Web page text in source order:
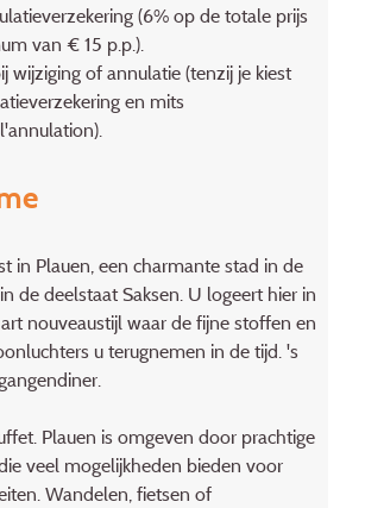
(6% op de totale prijs
van € 15 p.p.).
wijziging of annulatie (tenzij je kiest
en mits
).
in Plauen, een charmante stad in de
de deelstaat Saksen. U logeert hier in
nouveaustijl waar de fijne stoffen en
u terugnemen in de tijd. 's
Plauen is omgeven door prachtige
veel mogelijkheden bieden voor
Wandelen, fietsen of